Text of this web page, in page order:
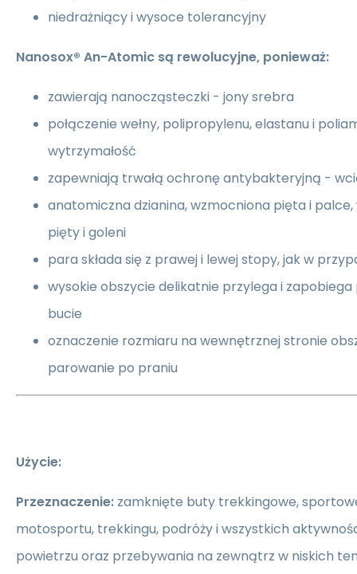
niedrażniący i wysoce tolerancyjny
Nanosox® An-Atomic są rewolucyjne, ponieważ:
zawierają nanocząsteczki - jony srebra
połączenie wełny, polipropylenu, elastanu i
wytrzymałość
zapewniają trwałą ochronę antybakteryjną -
anatomiczna dzianina, wzmocniona pięta i palce,
pięty i goleni
para składa się z prawej i lewej stopy, jak w
wysokie obszycie delikatnie przylega i zapobiega
bucie
oznaczenie rozmiaru na wewnętrznej stronie
parowanie po praniu
Użycie:
Przeznaczenie: zamknięte buty trekkingowe,
motosportu, trekkingu, podróży i wszystkich
powietrzu oraz przebywania na zewnątrz w niskich